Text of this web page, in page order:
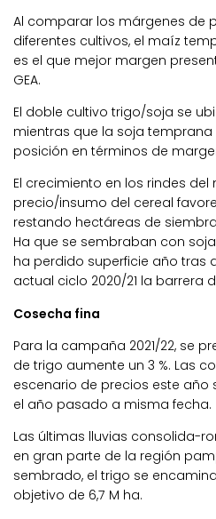
Al comparar los márgenes de
diferentes cultivos, el maíz
es el que mejor margen
GEA.
El doble cultivo trigo/soja se
mientras que la soja
posición en términos de
El crecimiento en los rindes
precio/insumo del cereal
restando hectáreas de
Ha que se sembraban con
ha perdido superficie año tras
actual ciclo 2020/21 la barrera
Cosecha fina
Para la campaña 2021/22, se
de trigo aumente un 3 %. Las
escenario de precios este año
el año pasado a misma fecha.
Las últimas lluvias consolida-
en gran parte de la región
sembrado, el trigo se
objetivo de 6,7 M ha.